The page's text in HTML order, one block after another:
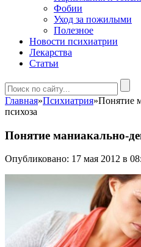
Фобии
Уход за пожилыми
Полезное
Новости психиатрии
Лекарства
Статьи
Главная»Психиатрия»Понятие
психоза
Понятие маниакально-
Опубликовано: 17 мая 2012 в